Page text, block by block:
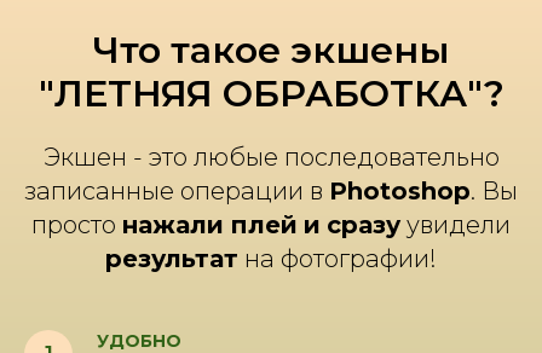
Что такое экшены
"ЛЕТНЯЯ ОБРАБОТКА"?
Экшен - это любые последовательно
записанные операции в Photoshop. Вы
просто нажали плей и сразу увидели
результат на фотографии!
УДОБНО